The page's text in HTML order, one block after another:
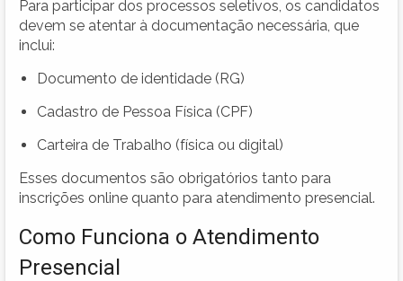
Para participar dos processos seletivos, os candidatos
devem se atentar à documentação necessária, que
inclui:
Documento de identidade (RG)
Cadastro de Pessoa Física (CPF)
Carteira de Trabalho (física ou digital)
Esses documentos são obrigatórios tanto para
inscrições online quanto para atendimento presencial.
Como Funciona o Atendimento
Presencial